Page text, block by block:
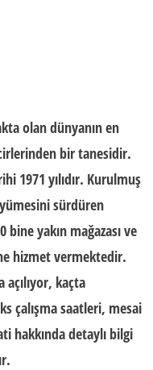
olan dünyanın en
bir tanesidir.
1971 yılıdır. Kurulmuş
sürdüren
yakın mağazası ve
hizmet vermektedir.
açılıyor, kaçta
çalışma saatleri, mesai
hakkında detaylı bilgi